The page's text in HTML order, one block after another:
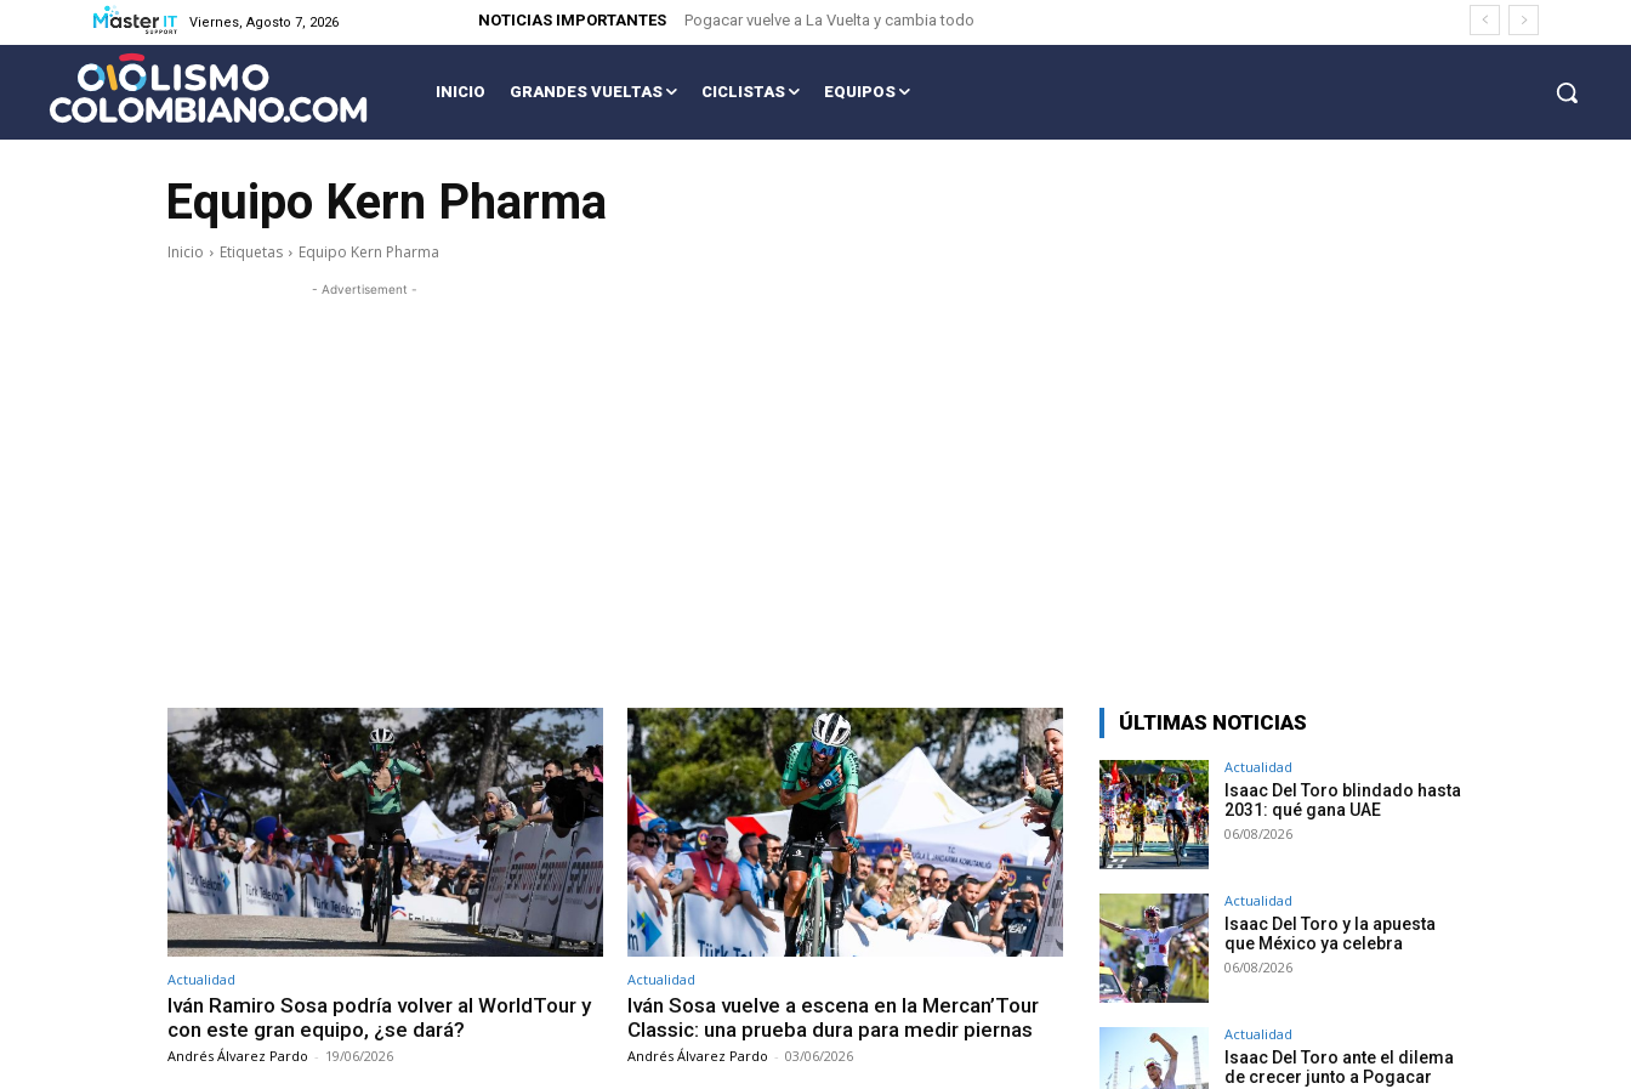
Viernes, Agosto 7, 2026 NOTICIAS IMPORTANTES Pogacar vuelve a La Vuelta y cambia todo
INICIO GRANDES VUELTAS CICLISTAS EQUIPOS
Equipo Kern Pharma
Inicio Etiquetas Equipo Kern Pharma
- Advertisement -
Actualidad
Iván Ramiro Sosa podría volver al WorldTour y
con este gran equipo, ¿se dará?
Andrés Álvarez Pardo - 19/06/2026
Actualidad
Iván Sosa vuelve a escena en la Mercan’Tour
Classic: una prueba dura para medir piernas
Andrés Álvarez Pardo - 03/06/2026
ÚLTIMAS NOTICIAS
Actualidad
Isaac Del Toro blindado hasta
2031: qué gana UAE
06/08/2026
Actualidad
Isaac Del Toro y la apuesta
que México ya celebra
06/08/2026
Actualidad
Isaac Del Toro ante el dilema
de crecer junto a Pogacar